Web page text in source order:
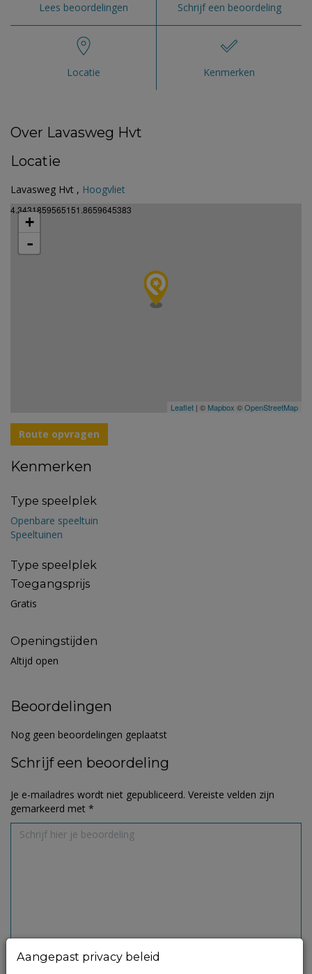
Lees beoordelingen Schrijf een beoordeling
Locatie Kenmerken
Over Lavasweg Hvt
Locatie
Lavasweg Hvt , Hoogvliet
4.3431859565151.8659645383
+
-
Leaflet | © Mapbox ©OpenStreetMap
Route opvragen
Kenmerken
Type speelplek
Openbare speeltuin
Speeltuinen
Type speelplek
Toegangsprijs
Gratis
Openingstijden
Altijd open
Beoordelingen
Nog geen beoordelingen geplaatst
Schrijf een beoordeling
Je e-mailadres wordt niet gepubliceerd. Vereiste velden zijn
gemarkeerd met *
Aangepast privacy beleid